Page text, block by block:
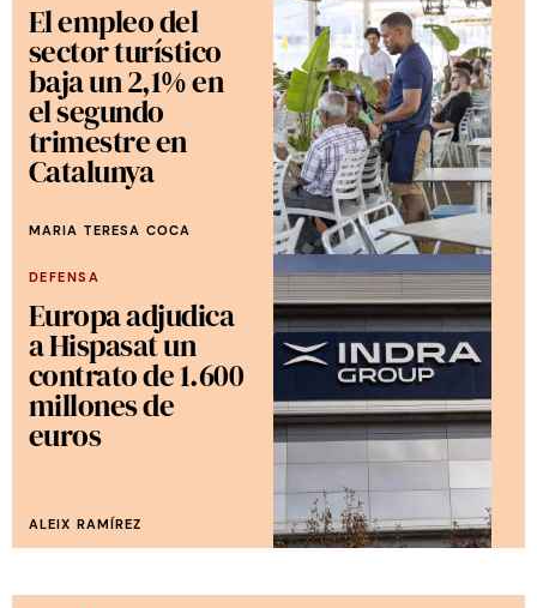
El empleo del
sector turístico
baja un 2,1% en
el segundo
trimestre en
Catalunya
MARIA TERESA COCA
DEFENSA
Europa adjudica
a Hispasat un
contrato de 1.600
millones de
euros
ALEIX RAMÍREZ